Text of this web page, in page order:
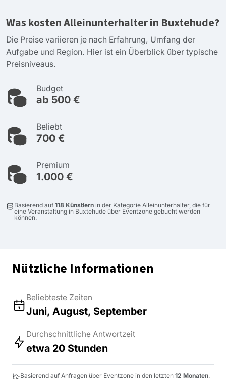
Was kosten Alleinunterhalter in Buxtehude?
Die Preise variieren je nach Erfahrung, Umfang der
Aufgabe und Region. Hier ist ein Überblick über typische
Preisniveaus.
Budget
ab 500 €
Beliebt
700 €
Premium
1.000 €
Basierend auf 118 Künstlern in der Kategorie Alleinunterhalter, die für
eine Veranstaltung in Buxtehude über Eventzone gebucht werden
können.
Nützliche Informationen
Beliebteste Zeiten
Juni, August, September
Durchschnittliche Antwortzeit
etwa 20 Stunden
Basierend auf Anfragen über Eventzone in den letzten 12 Monaten.